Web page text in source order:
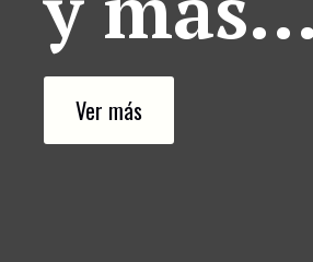
Ver más